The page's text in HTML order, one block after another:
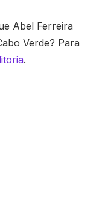
Abel Ferreira
Verde? Para
.